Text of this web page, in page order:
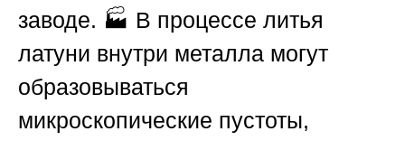
заводе. 🏭 В процессе литья
латуни внутри металла могут
образовываться
микроскопические пустоты,